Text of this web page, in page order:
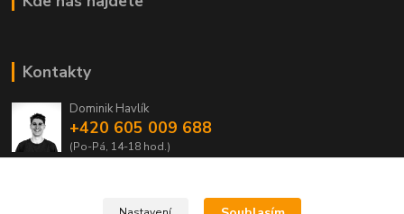
Kontakty
Dominik Havlík
+420 605 009 688
(Po-Pá, 14-18 hod.)